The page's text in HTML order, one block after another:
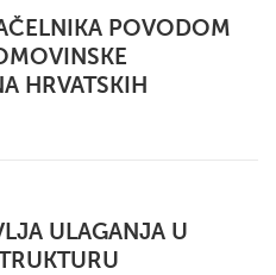
POVODOM
HRVATSKIH
ULAGANJA U